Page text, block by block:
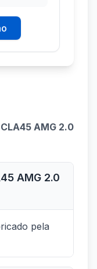
AMG 2.0
AMG 2.0
pela